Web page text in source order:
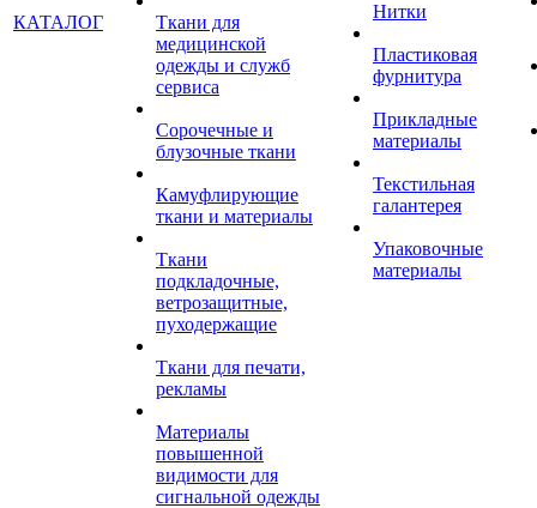
КАТАЛОГ
Ткани для
медицинской
одежды и служб
сервиса
Сорочечные и
блузочные ткани
Камуфлирующие
ткани и материалы
Ткани
подкладочные,
ветрозащитные,
пуходержащие
Ткани для печати,
рекламы
Материалы
повышенной
видимости для
сигнальной одежды
Нитки
Пластиковая
фурнитура
Прикладные
материалы
Текстильная
галантерея
Упаковочные
материалы